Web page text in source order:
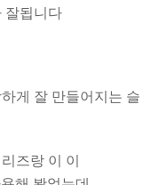
잘됩니다
게 잘 만들어지는 슬
즈랑 이 이